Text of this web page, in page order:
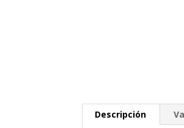
Descripción